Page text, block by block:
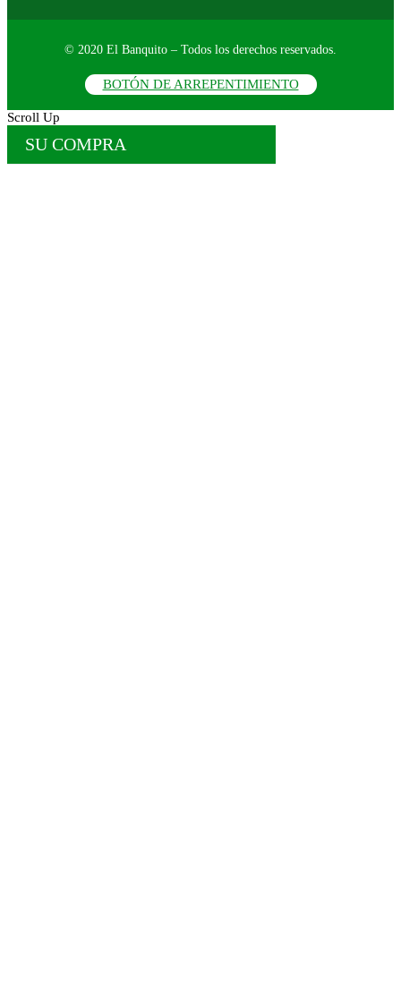
© 2020 El Banquito – Todos los derechos reservados.
BOTÓN DE ARREPENTIMIENTO
Scroll Up
SU COMPRA